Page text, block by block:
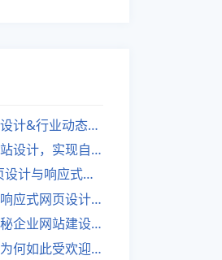
自适应网页设计&行业动态，关注建站。
简化企业网站设计，实现自适应设计的方法
“自适应网页设计与响应式网站建设的异同”
哪种更好：响应式网页设计还是自适应网站？
建站公司揭秘企业网站建设核心原则
自适应建站为何如此受欢迎？